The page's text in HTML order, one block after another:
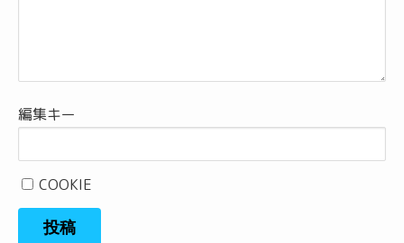
編集キー
COOKIE
投稿